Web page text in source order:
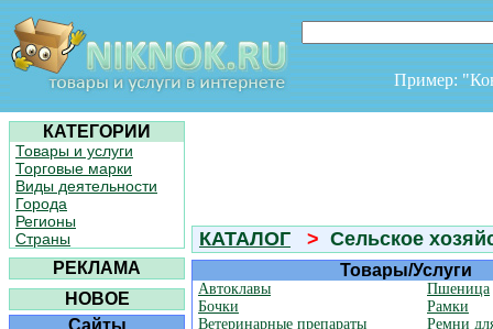
Пример:
КАТЕГОРИИ
Товары и услуги
Торговые марки
Виды деятельности
Города
Регионы
Страны
РЕКЛАМА
НОВОЕ
Сайты
КАТАЛОГ > Сельское
Товары/Услуги
Автоклавы
Бочки
Ветеринарные препараты
Пшеница
Рамки
Ремни